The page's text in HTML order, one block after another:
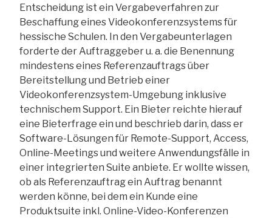
Entscheidung ist ein Vergabeverfahren zur
Beschaffung eines Videokonferenzsystems für
hessische Schulen. In den Vergabeunterlagen
forderte der Auftraggeber u. a. die Benennung
mindestens eines Referenzauftrags über
Bereitstellung und Betrieb einer
Videokonferenzsystem-Umgebung inklusive
technischem Support. Ein Bieter reichte hierauf
eine Bieterfrage ein und beschrieb darin, dass er
Software-Lösungen für Remote-Support, Access,
Online-Meetings und weitere Anwendungsfälle in
einer integrierten Suite anbiete. Er wollte wissen,
ob als Referenzauftrag ein Auftrag benannt
werden könne, bei dem ein Kunde eine
Produktsuite inkl. Online-Video-Konferenzen